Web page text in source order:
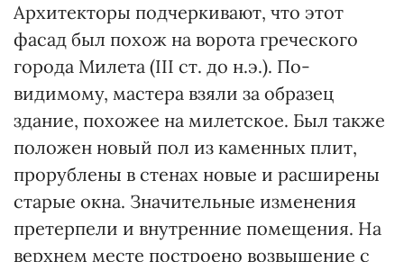
Архитекторы подчеркивают, что этот
фасад был похож на ворота греческого
города Милета (ІІІ ст. до н.э.). По-
видимому, мастера взяли за образец
здание, похожее на милетское. Был также
положен новый пол из каменных плит,
прорублены в стенах новые и расширены
старые окна. Значительные изменения
претерпели и внутренние помещения. На
верхнем месте построено возвышение с